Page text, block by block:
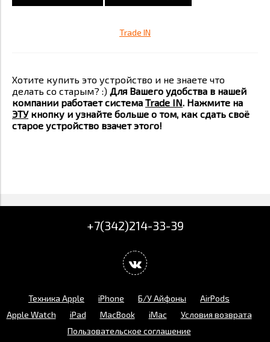
Trade IN
Хотите купить это устройство и не знаете что
делать со старым? :) Для Вашего удобства в нашей
компании работает система Trade IN. Нажмите на
ЭТУкнопку и узнайте больше о том, как сдать своё
старое устройство взачет этого!
+7(342)214-33-39
Техника Apple iPhone Б/У Айфоны
AirPods
Apple Watch
iPad MacBook iMac
Условия возврата
Пользовательское соглашение